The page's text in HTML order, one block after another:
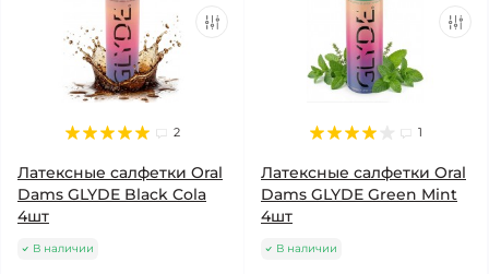
2
Латексные салфетки Oral
Dams GLYDE Black Cola
4шт
В наличии
1
Латексные салфетки Oral
Dams GLYDE Green Mint
4шт
В наличии